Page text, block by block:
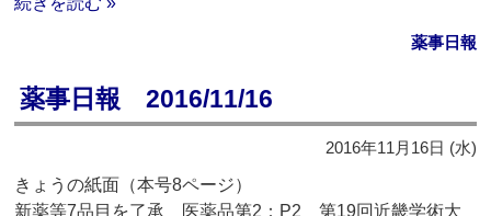
薬事日報
薬事日報 2016/11/16
2016年11月16日 (水)
きょうの紙面（本号8ページ）
新薬等7品目を了承 医薬品第2：P2 第19回近畿学術大